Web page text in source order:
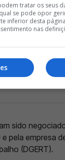
GUIMARÃES
LEVAR ALVO
SILVA A
sido
e pela empresa
(DGERT).
tratar os seus
se pode opor
inferior desta
nas